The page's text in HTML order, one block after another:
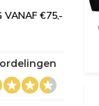
VANAF €75,-